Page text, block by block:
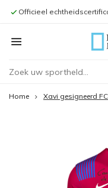
Officieel
Home Xavi gesigneerd